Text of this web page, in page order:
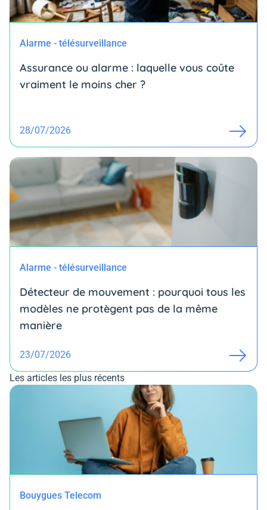
Alarme - télésurveillance
Assurance ou alarme : laquelle vous coûte
vraiment le moins cher ?
28/07/2026
Alarme - télésurveillance
Détecteur de mouvement : pourquoi tous les
modèles ne protègent pas de la même
manière
23/07/2026
Les articles les plus récents
Bouygues Telecom